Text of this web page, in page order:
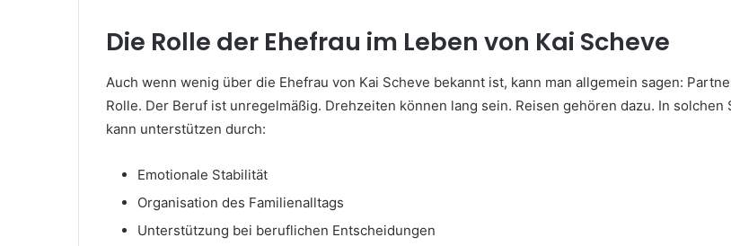
Die Rolle der Ehefrau im Leben von Kai Scheve
Auch wenn wenig über die Ehefrau von Kai Scheve bekannt ist, kann man allgemein sagen:
Rolle. Der Beruf ist unregelmäßig. Drehzeiten können lang sein. Reisen gehören dazu. In
kann unterstützen durch:
Emotionale Stabilität
Organisation des Familienalltags
Unterstützung bei beruflichen Entscheidungen